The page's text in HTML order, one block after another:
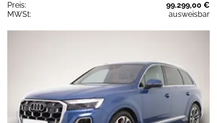
Preis:
99.299,00 €
MWSt:
ausweisbar